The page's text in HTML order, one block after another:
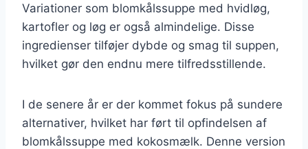
Variationer som blomkålssuppe med hvidløg,
kartofler og løg er også almindelige. Disse
ingredienser tilføjer dybde og smag til suppen,
hvilket gør den endnu mere tilfredsstillende.
I de senere år er der kommet fokus på sundere
alternativer, hvilket har ført til opfindelsen af
blomkålssuppe med kokosmælk. Denne version